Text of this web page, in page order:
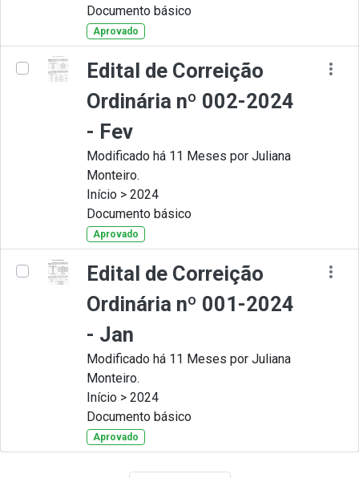
Documento básico
Aprovado
Edital de Correição
Ordinária nº 002-2024
- Fev
Modificado há 11 Meses por Juliana
Monteiro.
Início > 2024
Documento básico
Aprovado
Edital de Correição
Ordinária nº 001-2024
- Jan
Modificado há 11 Meses por Juliana
Monteiro.
Início > 2024
Documento básico
Aprovado